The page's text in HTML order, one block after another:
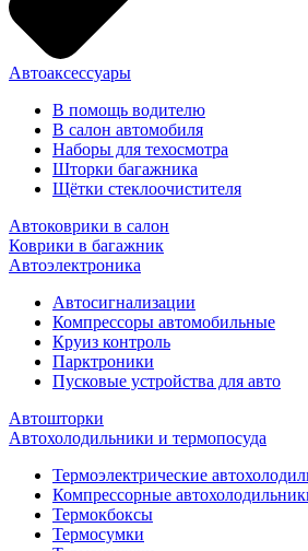
Автоаксессуары
В помощь водителю
В салон автомобиля
Наборы для техосмотра
Шторки багажника
Щётки стеклоочистителя
Автоковрики в салон
Коврики в багажник
Автоэлектроника
Автосигнализации
Компрессоры автомобильные
Круиз контроль
Парктроники
Пусковые устройства для авто
Автошторки
Автохолодильники и термопосуда
Термоэлектрические
Компрессорные
Термокбоксы
Термосумки